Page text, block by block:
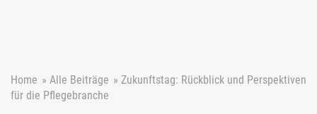
Home » Alle Beiträge » Zukunftstag: Rückblick und Perspektiven
für die Pflegebranche